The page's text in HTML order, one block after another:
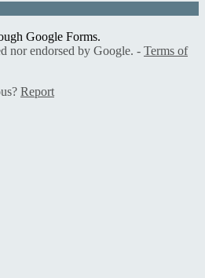
Google Forms.
nor endorsed by Google. - Terms of
Report